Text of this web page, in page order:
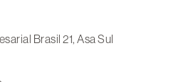
Brasil 21, Asa Sul